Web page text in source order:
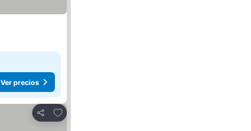
Ver precios
Compartir
Agregar a favoritos